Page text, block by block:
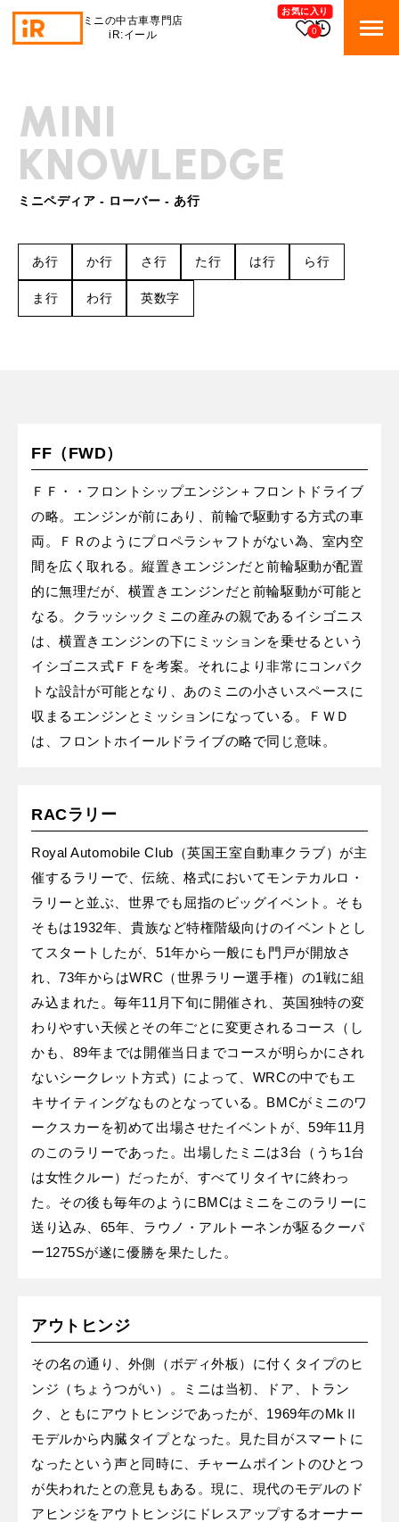
ミニの中古車専門店
iR:イール
お気に入り
0
ROVER MINI ローバーミニ 在庫検索
TRADE 買取
TOP
iRの買取が他社よりも高い理由
BMWミニ買取査定依頼
ローバーミニ買取査定依頼
MAINTENANCE メンテナンス
TOP
BLOG & MEDIA ブログ＆メディア
Part's Report パーツ販売のご案内
Movie 動画一覧
BMWミニナレッジ
ローバーミニナレッジ
会社概要
スタッフ紹介
MAP
リクルート
RECRUIT 採用情報
お知らせ プライバシーポリシー
お問い合わせ
工場
BMW MINI サービス工場 ROVER MINIサービス工場
TEL
買取
購入相談
MINI
KNOWLEDGE
ミニペディア - ローバー - あ行
あ行 か行 さ行 た行 は行 ら行
ま行 わ行 英数字
FF（FWD）
ＦＦ・・フロントシップエンジン＋フロントドライブ
の略。エンジンが前にあり、前輪で駆動する方式の車
両。ＦＲのようにプロペラシャフトがない為、室内空
間を広く取れる。縦置きエンジンだと前輪駆動が配置
的に無理だが、横置きエンジンだと前輪駆動が可能と
なる。クラッシックミニの産みの親であるイシゴニス
は、横置きエンジンの下にミッションを乗せるという
イシゴニス式ＦＦを考案。それにより非常にコンパク
トな設計が可能となり、あのミニの小さいスペースに
収まるエンジンとミッションになっている。ＦＷＤ
は、フロントホイールドライブの略で同じ意味。
RACラリー
Royal Automobile Club（英国王室自動車クラブ）が主
催するラリーで、伝統、格式においてモンテカルロ・
ラリーと並ぶ、世界でも屈指のビッグイベント。そも
そもは1932年、貴族など特権階級向けのイベントとし
てスタートしたが、51年から一般にも門戸が開放さ
れ、73年からはWRC（世界ラリー選手権）の1戦に組
み込まれた。毎年11月下旬に開催され、英国独特の変
わりやすい天候とその年ごとに変更されるコース（し
かも、89年までは開催当日までコースが明らかにされ
ないシークレット方式）によって、WRCの中でもエ
キサイティングなものとなっている。BMCがミニのワ
ークスカーを初めて出場させたイベントが、59年11月
のこのラリーであった。出場したミニは3台（うち1台
は女性クルー）だったが、すべてリタイヤに終わっ
た。その後も毎年のようにBMCはミニをこのラリーに
送り込み、65年、ラウノ・アルトーネンが駆るクーパ
ー1275Sが遂に優勝を果たした。
アウトヒンジ
その名の通り、外側（ボディ外板）に付くタイプのヒ
ンジ（ちょうつがい）。ミニは当初、ドア、トラン
ク、ともにアウトヒンジであったが、1969年のMkⅡ
モデルから内臓タイプとなった。見た目がスマートに
なったという声と同時に、チャームポイントのひとつ
が失われたとの意見もある。現に、現代のモデルのド
アヒンジをアウトヒンジにドレスアップするオーナー